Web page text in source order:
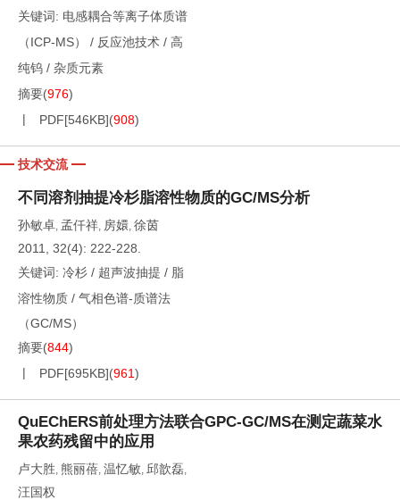
关键词: 电感耦合等离子体质谱
（ICP-MS）
/ 反应池技术 / 高
纯钨 / 杂质元素
摘要(976)
PDF[546KB](908)
技术交流
不同溶剂抽提冷杉脂溶性物质的GC/MS分析
孙敏卓, 孟仟祥, 房嬛, 徐茵
2011, 32(4): 222-228.
关键词: 冷杉 / 超声波抽提 / 脂
溶性物质 / 气相色谱-质谱法
（GC/MS）
摘要(844)
PDF[695KB](961)
QuEChERS前处理方法联合GPC-GC/MS在测定蔬菜水
果农药残留中的应用
卢大胜, 熊丽蓓, 温忆敏, 邱歆磊,
汪国权